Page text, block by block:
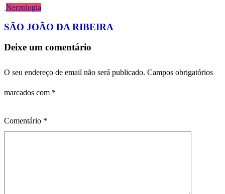
Necrologia
SÃO JOÃO DA RIBEIRA
Deixe um comentário
O seu endereço de email não será publicado. Campos obrigatórios
marcados com *
Comentário *